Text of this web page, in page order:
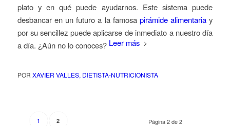
plato y en qué puede ayudarnos. Este sistema puede
desbancar en un futuro a la famosa pirámide alimentaria y
por su sencillez puede aplicarse de inmediato a nuestro día
a día. ¿Aún no lo conoces? Leer más
POR XAVIER VALLES, DIETISTA-NUTRICIONISTA
Página 2 de 2
1 2